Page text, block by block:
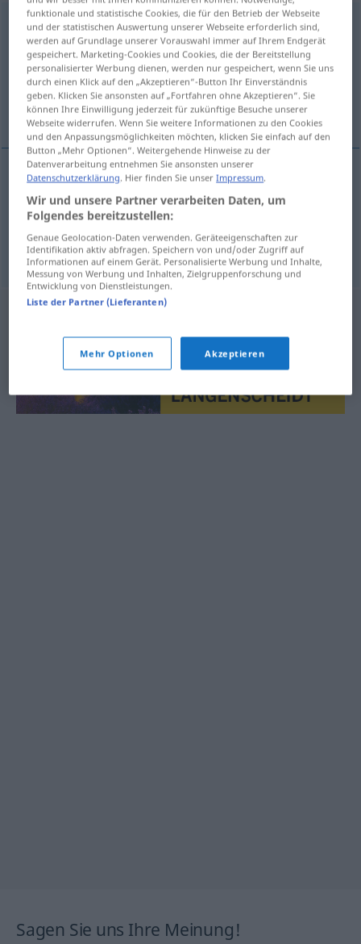
hippomobile [ipɔmɔbil]adj
Übersicht aller Übersetzungen
(Für mehr Details die Übersetzung anklicken/antippen)
Pferdefuhrwerk
Beispiele
véhiculemhippomobile
Pferdefuhrwerkn,-wagenm
Sagen Sie uns Ihre Meinung!
funktionale und statistische Cookies, die für den Betrieb der Webseite
und der statistischen Auswertung unserer Webseite erforderlich sind,
werden auf Grundlage unserer Vorauswahl immer auf Ihrem Endgerät
gespeichert. Marketing-Cookies und Cookies, die der Bereitstellung
personalisierter Werbung dienen, werden nur gespeichert, wenn Sie uns
durch einen Klick auf den „Akzeptieren“-Button Ihr Einverständnis
geben. Klicken Sie ansonsten auf „Fortfahren ohne Akzeptieren“. Sie
können Ihre Einwilligung jederzeit für zukünftige Besuche unserer
Webseite widerrufen. Wenn Sie weitere Informationen zu den Cookies
und den Anpassungsmöglichkeiten möchten, klicken Sie einfach auf den
Button „Mehr Optionen“. Weitergehende Hinweise zu der
Datenverarbeitung entnehmen Sie ansonsten unserer
Datenschutzerklärung. Hier finden Sie unserImpressum.
Wir und unsere Partner verarbeiten Daten, um
Folgendes bereitzustellen:
Genaue Geolocation-Daten verwenden. Geräteeigenschaften zur
Identifikation aktiv abfragen. Speichern von und/oder Zugriff auf
Informationen auf einem Gerät. Personalisierte Werbung und Inhalte,
Messung von Werbung und Inhalten, Zielgruppenforschung und
Entwicklung von Dienstleistungen.
Liste der Partner (Lieferanten)
Mehr Optionen Akzeptieren